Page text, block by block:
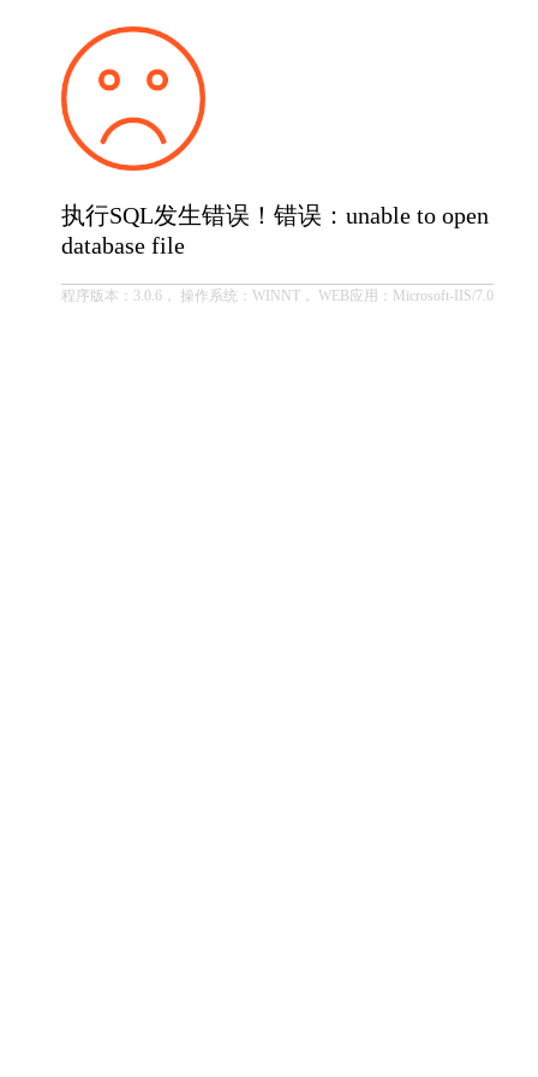
执行SQL发生错误！错误：unable to open
database file
程序版本：3.0.6， 操作系统：WINNT， WEB应用：Microsoft-IIS/7.0